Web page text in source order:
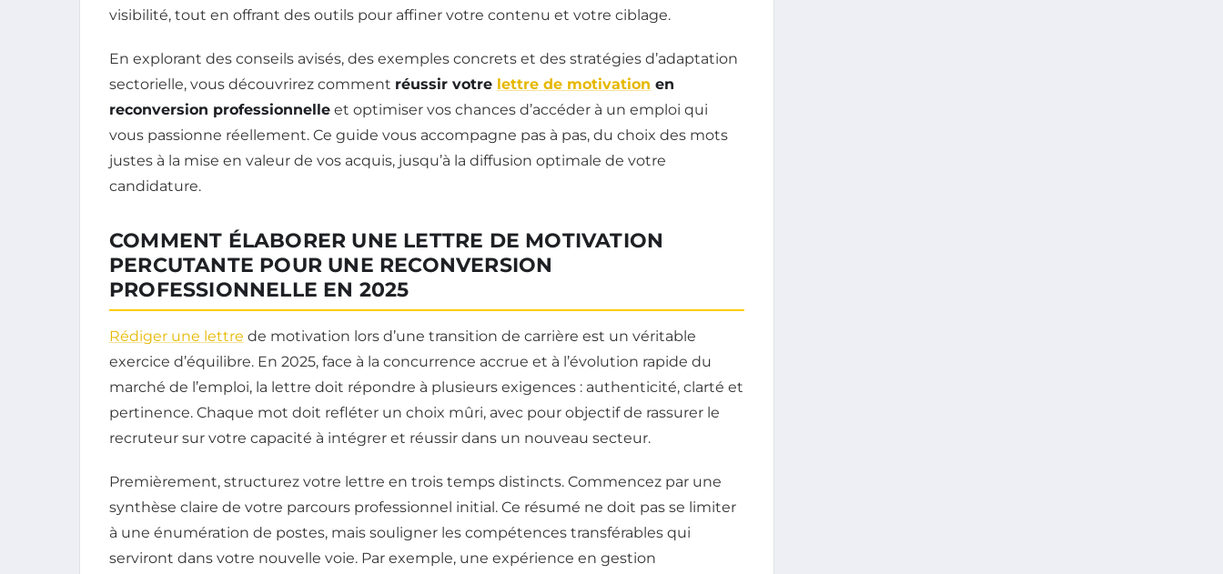
visibilité, tout en offrant des outils pour affiner votre contenu et votre ciblage.
En explorant des conseils avisés, des exemples concrets et des stratégies d’adaptation
sectorielle, vous découvrirez comment réussir votre lettre de motivation en
reconversion professionnelle et optimiser vos chances d’accéder à un emploi qui
vous passionne réellement. Ce guide vous accompagne pas à pas, du choix des mots
justes à la mise en valeur de vos acquis, jusqu’à la diffusion optimale de votre
candidature.
COMMENT ÉLABORER UNE LETTRE DE MOTIVATION
PERCUTANTE POUR UNE RECONVERSION
PROFESSIONNELLE EN 2025
Rédiger une lettre de motivation lors d’une transition de carrière est un véritable
exercice d’équilibre. En 2025, face à la concurrence accrue et à l’évolution rapide du
marché de l’emploi, la lettre doit répondre à plusieurs exigences : authenticité, clarté et
pertinence. Chaque mot doit refléter un choix mûri, avec pour objectif de rassurer le
recruteur sur votre capacité à intégrer et réussir dans un nouveau secteur.
Premièrement, structurez votre lettre en trois temps distincts. Commencez par une
synthèse claire de votre parcours professionnel initial. Ce résumé ne doit pas se limiter
à une énumération de postes, mais souligner les compétences transférables qui
serviront dans votre nouvelle voie. Par exemple, une expérience en gestion